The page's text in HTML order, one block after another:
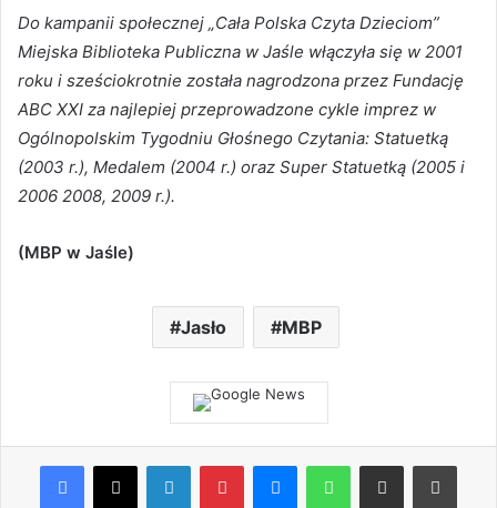
Do kampanii społecznej „Cała Polska Czyta Dzieciom”
Miejska Biblioteka Publiczna w Jaśle włączyła się w 2001
roku i sześciokrotnie została nagrodzona przez Fundację
ABC XXI za najlepiej przeprowadzone cykle imprez w
Ogólnopolskim Tygodniu Głośnego Czytania: Statuetką
(2003 r.), Medalem (2004 r.) oraz Super Statuetką (2005 i
2006 2008, 2009 r.).
(MBP w Jaśle)
Jasło MBP
Facebook
X LinkedInPinterestMessengerWhatsAppShare via Email Print